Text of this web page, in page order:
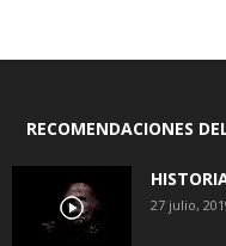
RECOMENDACIONES
27 julio,